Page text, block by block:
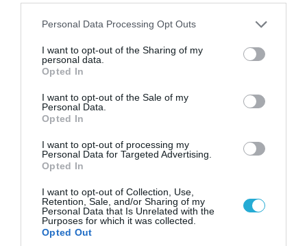
Please note that this website/app uses one or more Google
not limited to your visit or usage behaviour. You may click to
grant or deny consent to Google and its third-party tags to
use your data for below specified purposes in below Google
consent section.
Personal Data Processing Opt Outs
I want to opt-out of the Sharing of my
personal data.
Opted In
I want to opt-out of the Sale of my
Personal Data.
Opted In
I want to opt-out of processing my
Personal Data for Targeted Advertising.
Opted In
I want to opt-out of Collection, Use,
Retention, Sale, and/or Sharing of my
Personal Data that Is Unrelated with the
Purposes for which it was collected.
Opted Out
«Επιχείρηση ελεύθερα πεζοδρόμια» στην
Αθήνα: Απομακρύνθηκαν παράνομα
αντικείμενα από κοινόχρηστους χώρους